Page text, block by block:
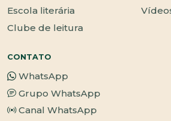
Escola literária
Clube de leitura
CONTATO
WhatsApp
Grupo WhatsApp
Canal WhatsApp